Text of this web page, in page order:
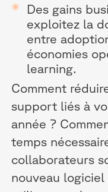
Des gains
exploitez la
entre
économies
learning.
Comment
support liés à
année ?
temps
collaborateurs
nouveau